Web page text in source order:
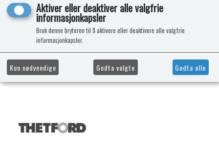
Aktiver eller deaktiver alle valgfrie
informasjonkapsler
Bruk denne bryteren til å aktivere eller deaktivere alle valgfrie
informasjonkapsler.
Kun nødvendige Godta valgte Godta alle